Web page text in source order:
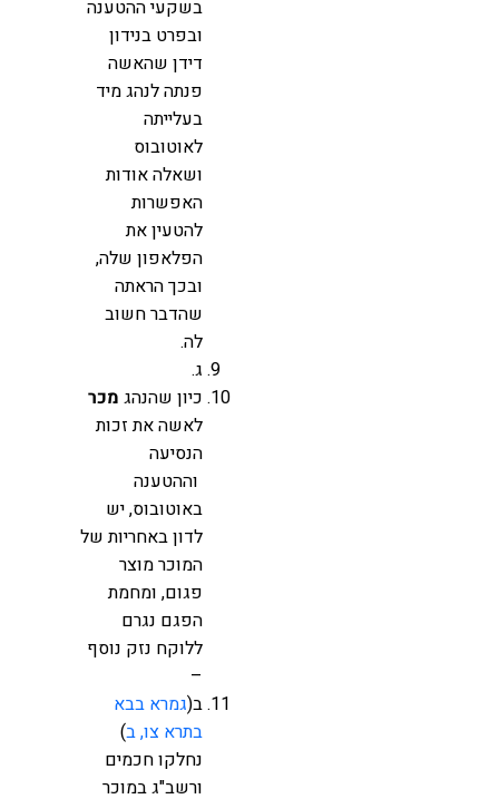
בשקעי ההטענה
ובפרט בנידון
דידן שהאשה
פנתה לנהג מיד
בעלייתה
לאוטובוס
ושאלה אודות
האפשרות
להטעין את
הפלאפון שלה,
ובכך הראתה
שהדבר חשוב
לה.
ג.
כיון שהנהג מכר
לאשה את זכות
הנסיעה
וההטענה
באוטובוס, יש
לדון באחריות של
המוכר מוצר
פגום, ומחמת
הפגם נגרם
ללוקח נזק נוסף
–
ב(גמרא בבא
בתרא צו, ב)
נחלקו חכמים
ורשב"ג במוכר